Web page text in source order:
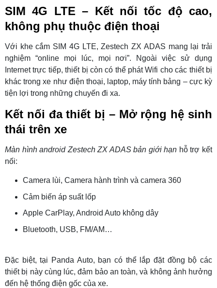
SIM 4G LTE – Kết nối tốc độ cao,
không phụ thuộc điện thoại
Với khe cắm SIM 4G LTE, Zestech ZX ADAS mang lại trải
nghiệm “online mọi lúc, mọi nơi”. Ngoài việc sử dụng
Internet trực tiếp, thiết bị còn có thể phát Wifi cho các thiết bị
khác trong xe như điện thoại, laptop, máy tính bảng – cực kỳ
tiện lợi trong những chuyến đi xa.
Kết nối đa thiết bị – Mở rộng hệ sinh
thái trên xe
Màn hình android Zestech ZX ADAS bản giới hạn hỗ trợ kết
nối:
Camera lùi, Camera hành trình và camera 360
Cảm biến áp suất lốp
Apple CarPlay, Android Auto không dây
Bluetooth, USB, FM/AM…
Đặc biệt, tại Panda Auto, bạn có thể lắp đặt đồng bộ các
thiết bị này cùng lúc, đảm bảo an toàn, và không ảnh hưởng
đến hệ thống điện gốc của xe.